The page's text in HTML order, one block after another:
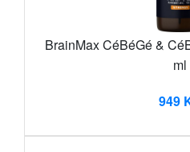
BrainMax CéBéGé &
ml
949